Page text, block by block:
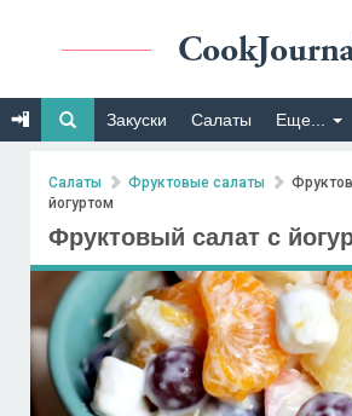
Закуски Салаты Еще...
Салаты Фруктовые салаты
йогуртом
Фруктовый салат с